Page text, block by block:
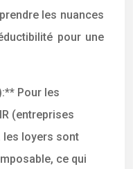
les nuances
pour une
Pour les
(entreprises
les loyers sont
ce qui